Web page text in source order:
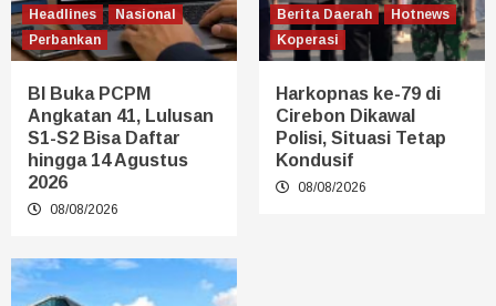
Headlines
Nasional
Perbankan
BI Buka PCPM
Angkatan 41, Lulusan
S1-S2 Bisa Daftar
hingga 14 Agustus
2026
08/08/2026
Berita Daerah
Hotnews
Koperasi
Harkopnas ke-79 di
Cirebon Dikawal
Polisi, Situasi Tetap
Kondusif
08/08/2026